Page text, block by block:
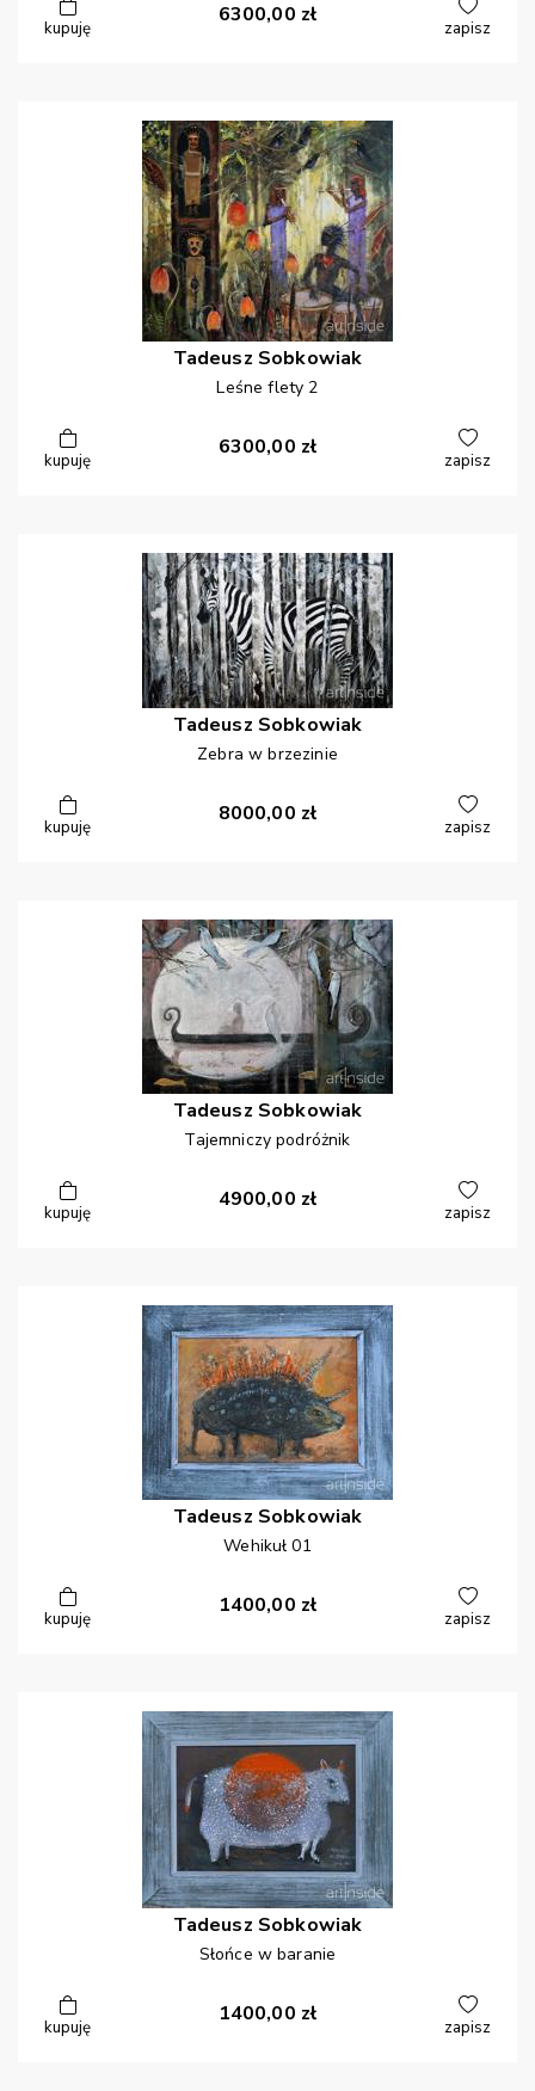
kupuję
6300,00 zł
zapisz
Tadeusz Sobkowiak
Leśne flety 2
kupuję
6300,00 zł
zapisz
Tadeusz Sobkowiak
Zebra w brzezinie
kupuję
8000,00 zł
zapisz
Tadeusz Sobkowiak
Tajemniczy podróżnik
kupuję
4900,00 zł
zapisz
Tadeusz Sobkowiak
Wehikuł 01
kupuję
1400,00 zł
zapisz
Tadeusz Sobkowiak
Słońce w baranie
kupuję
1400,00 zł
zapisz